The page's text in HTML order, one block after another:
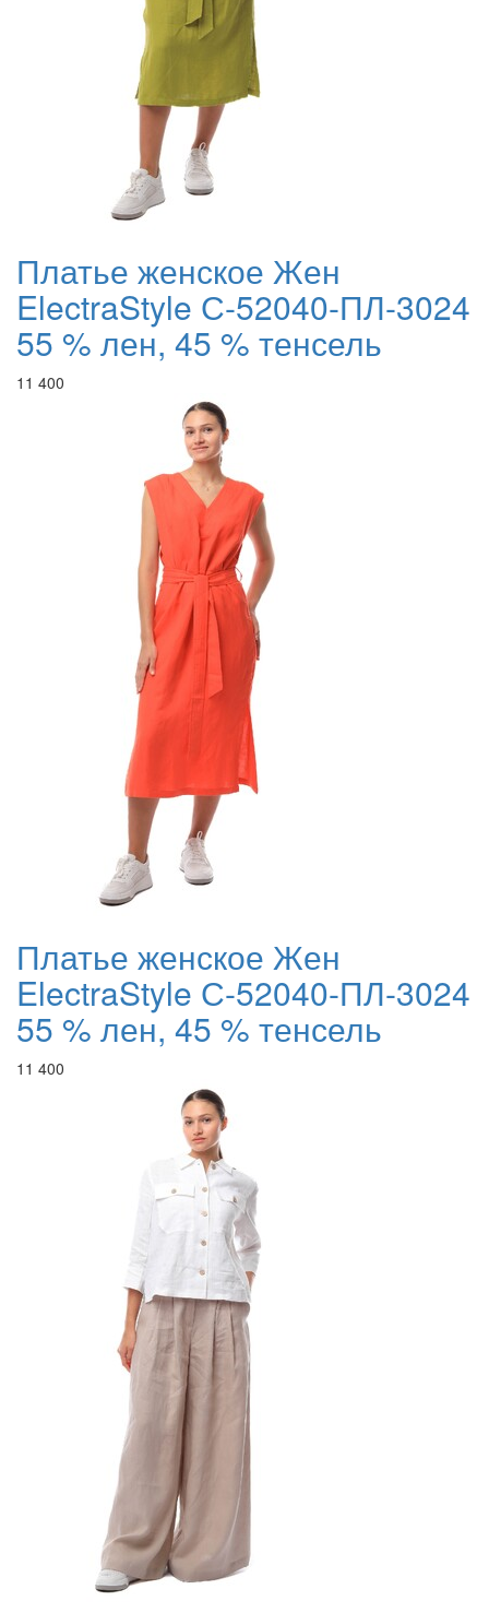
Платье женское Жен
ElectraStyle С-52040-ПЛ-3024
55 % лен, 45 % тенсель
11 400
Платье женское Жен
ElectraStyle С-52040-ПЛ-3024
55 % лен, 45 % тенсель
11 400